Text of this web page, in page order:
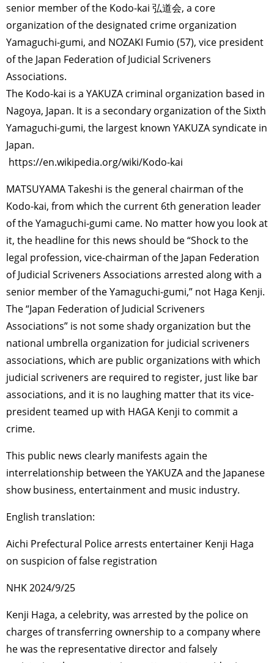
senior member of the Kodo-kai 弘道会, a core
organization of the designated crime organization
Yamaguchi-gumi, and NOZAKI Fumio (57), vice president
of the Japan Federation of Judicial Scriveners
Associations.
The Kodo-kai is a YAKUZA criminal organization based in
Nagoya, Japan. It is a secondary organization of the Sixth
Yamaguchi-gumi, the largest known YAKUZA syndicate in
Japan.
https://en.wikipedia.org/wiki/Kodo-kai
MATSUYAMA Takeshi is the general chairman of the
Kodo-kai, from which the current 6th generation leader
of the Yamaguchi-gumi came. No matter how you look at
it, the headline for this news should be “Shock to the
legal profession, vice-chairman of the Japan Federation
of Judicial Scriveners Associations arrested along with a
senior member of the Yamaguchi-gumi,” not Haga Kenji.
The “Japan Federation of Judicial Scriveners
Associations” is not some shady organization but the
national umbrella organization for judicial scriveners
associations, which are public organizations with which
judicial scriveners are required to register, just like bar
associations, and it is no laughing matter that its vice-
president teamed up with HAGA Kenji to commit a
crime.
This public news clearly manifests again the
interrelationship between the YAKUZA and the Japanese
show business, entertainment and music industry.
English translation:
Aichi Prefectural Police arrests entertainer Kenji Haga
on suspicion of false registration
NHK 2024/9/25
Kenji Haga, a celebrity, was arrested by the police on
charges of transferring ownership to a company where
he was the representative director and falsely